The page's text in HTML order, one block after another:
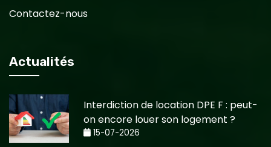
Contactez-nous
Actualités
Interdiction de location DPE F : peut-
on encore louer son logement ?
15-07-2026